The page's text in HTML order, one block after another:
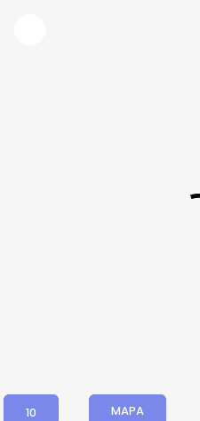
10 MAPA